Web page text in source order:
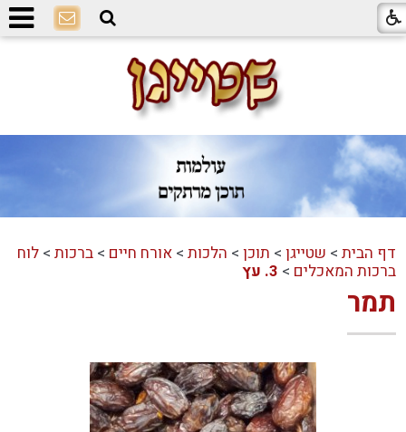
דף הבית > שטייגן > תוכן > הלכות >אורח חיים >ברכות >לוח
ברכות המאכלים > 3. עץ
תמר